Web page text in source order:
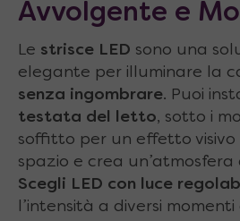
Avvolgente e
Le strisce LED sono una
elegante per illuminare la
senza ingombrare. Puoi
testata del letto, sotto i
soffitto per un effetto visivo
spazio e crea
Scegli LED con luce
l’intensità a diversi